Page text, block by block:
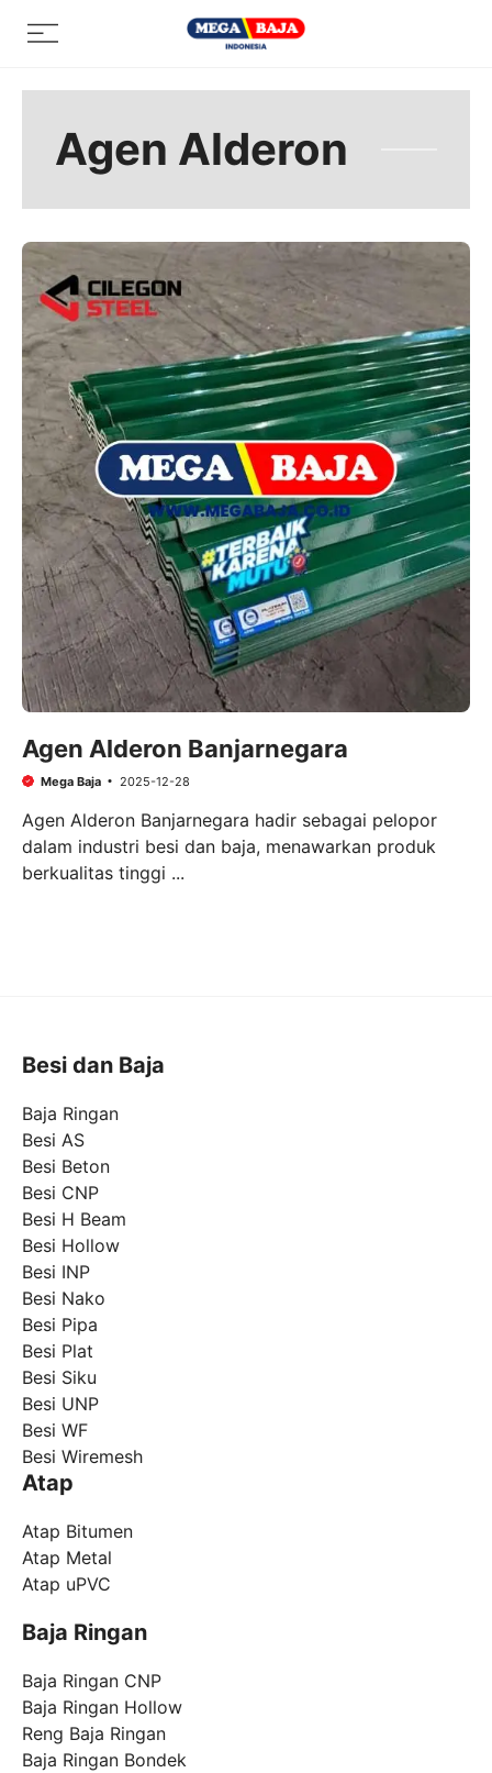
Menu
Agen Alderon
Agen Alderon Banjarnegara
Mega Baja 2025-12-28
Agen Alderon Banjarnegara hadir sebagai pelopor
dalam industri besi dan baja, menawarkan produk
berkualitas tinggi ...
Besi dan Baja
Baja Ringan
Besi AS
Besi Beton
Besi CNP
Besi H Beam
Besi Hollow
Besi INP
Besi Nako
Besi Pipa
Besi Plat
Besi Siku
Besi UNP
Besi WF
Besi Wiremesh
Atap
Atap Bitumen
Atap Metal
Atap uPVC
Baja Ringan
Baja Ringan CNP
Baja Ringan Hollow
Reng Baja Ringan
Baja Ringan Bondek